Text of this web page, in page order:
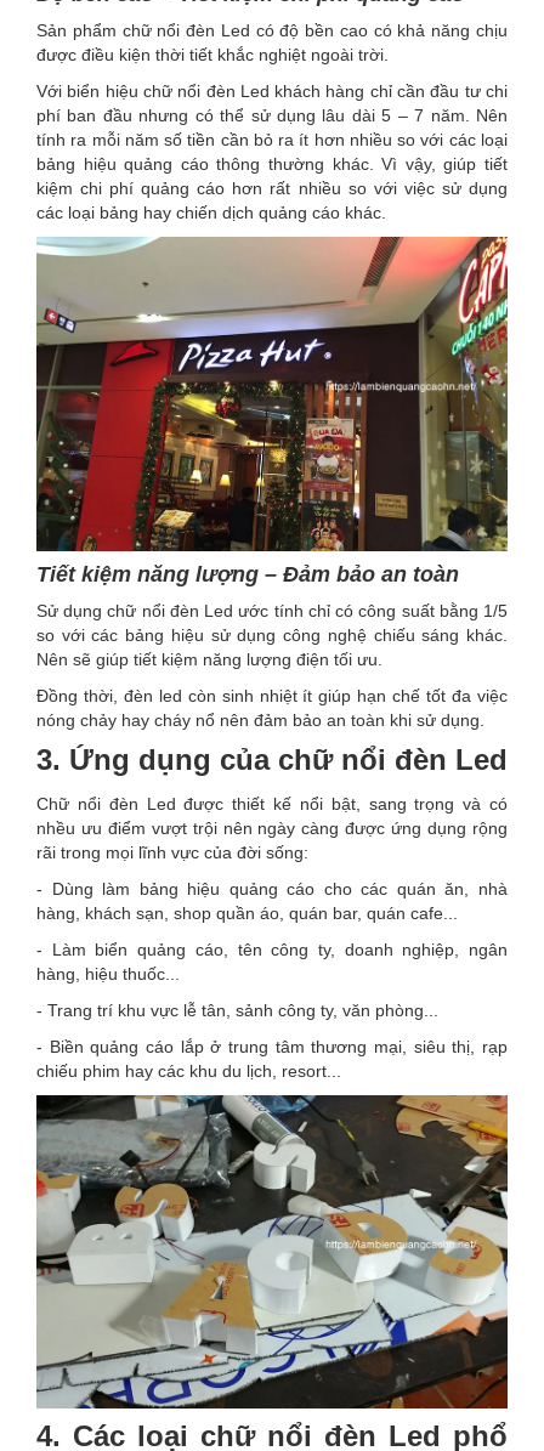
Sản phẩm chữ nổi đèn Led có độ bền cao có khả năng chịu
được điều kiện thời tiết khắc nghiệt ngoài trời.
Với biển hiệu chữ nổi đèn Led khách hàng chỉ cần đầu tư chi
phí ban đầu nhưng có thể sử dụng lâu dài 5 – 7 năm. Nên
tính ra mỗi năm số tiền cần bỏ ra ít hơn nhiều so với các loại
bảng hiệu quảng cáo thông thường khác. Vì vậy, giúp tiết
kiệm chi phí quảng cáo hơn rất nhiều so với việc sử dụng
các loại bảng hay chiến dịch quảng cáo khác.
Tiết kiệm năng lượng – Đảm bảo an toàn
Sử dụng chữ nổi đèn Led ước tính chỉ có công suất bằng 1/5
so với các bảng hiệu sử dụng công nghệ chiếu sáng khác.
Nên sẽ giúp tiết kiệm năng lượng điện tối ưu.
Đồng thời, đèn led còn sinh nhiệt ít giúp hạn chế tốt đa việc
nóng chảy hay cháy nổ nên đảm bảo an toàn khi sử dụng.
3. Ứng dụng của chữ nổi đèn Led
Chữ nổi đèn Led được thiết kế nổi bật, sang trọng và có
nhều ưu điểm vượt trội nên ngày càng được ứng dụng rộng
rãi trong mọi lĩnh vực của đời sống:
- Dùng làm bảng hiệu quảng cáo cho các quán ăn, nhà
hàng, khách sạn, shop quần áo, quán bar, quán cafe...
- Làm biển quảng cáo, tên công ty, doanh nghiệp, ngân
hàng, hiệu thuốc...
- Trang trí khu vực lễ tân, sảnh công ty, văn phòng...
- Biền quảng cáo lắp ở trung tâm thương mại, siêu thị, rạp
chiếu phim hay các khu du lịch, resort...
4. Các loại chữ nổi đèn Led phổ